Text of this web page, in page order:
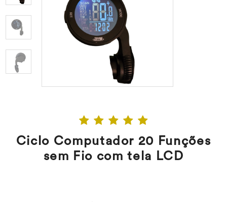
Ciclo Computador 20 Funções
sem Fio com tela LCD